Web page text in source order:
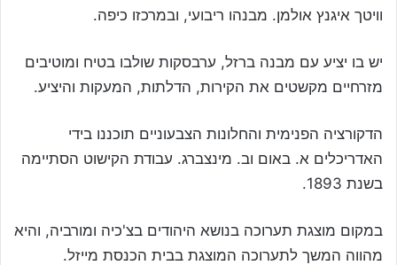
וויטך איגנץ אולמן. מבנהו ריבועי, ובמרכזו כיפה.
יש בו יציע עם מבנה ברזל, ערבסקות שולבו בטיח ומוטיבים
מזרחיים מקשטים את הקירות, הדלתות, המעקות והיציע.
הדקורציה הפנימית והחלונות הצבעוניים תוכננו בידי
האדריכלים א. באום וב. מינצברג. עבודת הקישוט הסתיימה
בשנת 1893.
במקום מוצגת תערוכה בנושא היהודים בצ'כיה ומורביה, והיא
מהווה המשך לתערוכה המוצגת בבית הכנסת מייזל.